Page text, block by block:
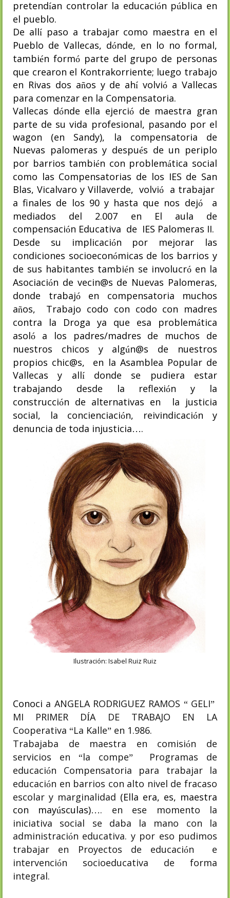
pretendían controlar la educación pública en
el pueblo.
De allípaso a trabajar como maestra en el
Pueblo de Vallecas, dónde, en lo no formal,
también formóparte del grupo de personas
que crearon el Kontrakorriente; luego trabajo
en Rivas dos años y de ahí volvió a Vallecas
para comenzar en la Compensatoria.
Vallecas dónde ella ejerció de maestra gran
parte de su vida profesional, pasando por el
wagon (en Sandy), la compensatoria de
Nuevas palomeras y después de un periplo
por barrios también con problemática social
como las Compensatorias de los IES de San
Blas, Vicalvaro y Villaverde, volvió
a trabajar
a finales de los 90 y hasta que nos dejó
a
mediados del 2.007 en El aula de
compensación Educativa de IES Palomeras II.
Desde su implicación por mejorar las
condiciones socioeconómicas de los barrios y
de sus habitantes también se involucróen la
Asociación de vecin@s de Nuevas Palomeras,
donde trabajóen compensatoria muchos
años,
Trabajo codo con codo con madres
contra la Droga ya que esa problemática
asoló a los padres/madres de muchos de
nuestros chicos y algún@s de nuestros
propios chic@s,
en la Asamblea Popular de
Vallecas y allídonde se pudiera estar
trabajando desde la reflexión y la
construcción de alternativas en
la justicia
social, la concienciación, reivindicación y
denuncia de toda injusticia….
Ilustración: Isabel Ruiz Ruiz
Conoci a ANGELA RODRIGUEZ RAMOS “GELI”
MI PRIMER DÍA DE TRABAJO EN LA
Cooperativa “La Kalle” en 1.986.
Trabajaba de maestra en comisión de
servicios en “la compe”
Programas de
educación Compensatoria para trabajar la
educación en barrios con alto nivel de fracaso
escolar y marginalidad (Ella era, es, maestra
con mayúsculas)…. en ese momento la
iniciativa social se daba la mano con la
administración educativa. y por eso pudimos
trabajar en Proyectos de educación
e
intervención socioeducativa de forma
integral.